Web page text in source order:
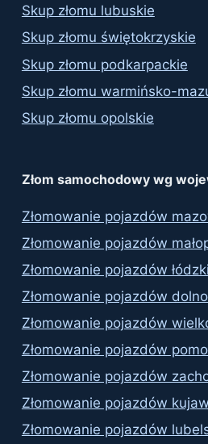
Skup złomu lubuskie
Skup złomu świętokrzyskie
Skup złomu podkarpackie
Skup złomu warmińsko-
Skup złomu opolskie
Złom samochodowy wg
Złomowanie pojazdów
Złomowanie pojazdów
Złomowanie pojazdów
Złomowanie pojazdów
Złomowanie pojazdów
Złomowanie pojazdów
Złomowanie pojazdów
Złomowanie pojazdów
Złomowanie pojazdów